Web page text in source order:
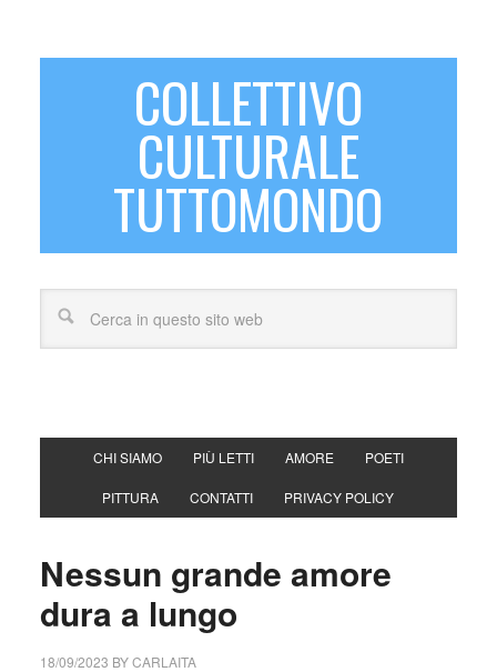
COLLETTIVO
CULTURALE
TUTTOMONDO
CHI SIAMO PIÙ LETTI AMORE POETI
PITTURA CONTATTI PRIVACY POLICY
Nessun grande amore
dura a lungo
18/09/2023 BYCARLAITA